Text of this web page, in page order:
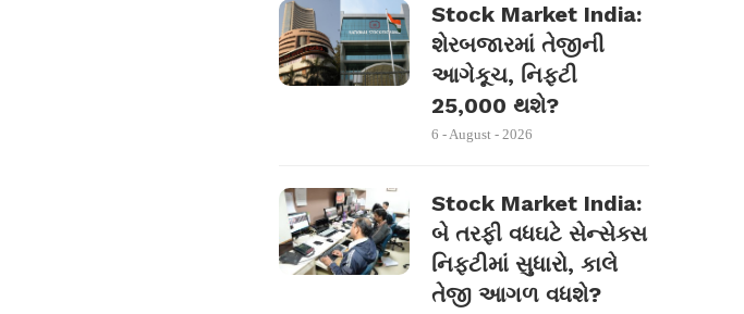
Stock Market India:
શેરબજારમાં તેજીની
આગેકૂચ, નિફ્ટી
25,000 થશે?
6 - August - 2026
Stock Market India:
બે તરફી વધઘટે સેન્સેક્સ
નિફ્ટીમાં સુધારો, કાલે
તેજી આગળ વધશે?